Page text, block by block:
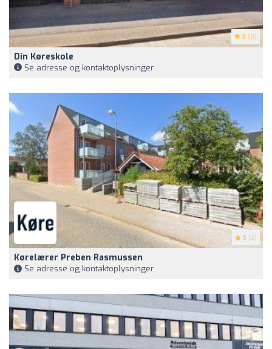
5 (8)
Din Køreskole
Se adresse og kontaktoplysninger
5 (2)
Kørelærer Preben Rasmussen
Se adresse og kontaktoplysninger